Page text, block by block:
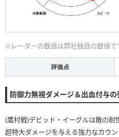
※レーダーの数値は弊社独自の数値で
評価点
防御力無視ダメージ＆出血付与
(鷹村戦)デビッド・イーグルは敵の
超特大ダメージを与える強力なカウ